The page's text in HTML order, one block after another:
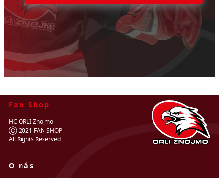
Fan Shop
HC ORLI Znojmo
Ⓒ 2021 FAN SHOP
All Rights Reserved
O nás